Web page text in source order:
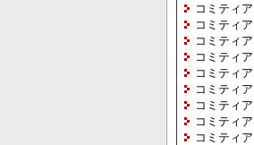
コミティ
コミティア
コミティ
コミティ
コミティ
コミティ
コミティ
コミティ
コミティ